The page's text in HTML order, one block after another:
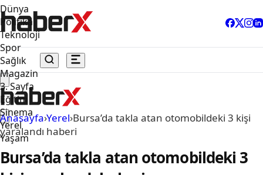
Dünya
Politika
Teknoloji
Spor
Sağlık
Magazin
3. Sayfa
Eğitim
Sinema
Yerel
Yaşam
Anasayfa›Yerel›Bursa’da takla atan otomobildeki 3 kişi
yaralandı haberi
Bursa’da takla atan otomobildeki 3